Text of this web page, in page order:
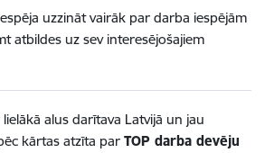
uzzināt vairāk par darba iespējām
atbildes uz sev interesējošajiem
lielākā alus darītava Latvijā un jau
kārtas atzīta par TOP darba devēju